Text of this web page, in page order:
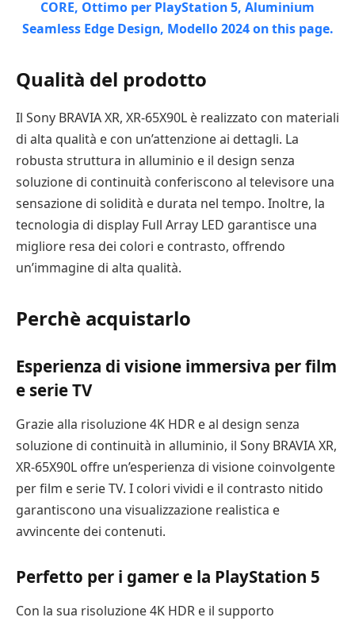
Qualità del prodotto
Il Sony BRAVIA XR, XR-65X90L è realizzato con materiali
di alta qualità e con un’attenzione ai dettagli. La
robusta struttura in alluminio e il design senza
soluzione di continuità conferiscono al televisore una
sensazione di solidità e durata nel tempo. Inoltre, la
tecnologia di display Full Array LED garantisce una
migliore resa dei colori e contrasto, offrendo
un’immagine di alta qualità.
Perchè acquistarlo
Esperienza di visione immersiva per film
e serie TV
Grazie alla risoluzione 4K HDR e al design senza
soluzione di continuità in alluminio, il Sony BRAVIA XR,
XR-65X90L offre un’esperienza di visione coinvolgente
per film e serie TV. I colori vividi e il contrasto nitido
garantiscono una visualizzazione realistica e
avvincente dei contenuti.
Perfetto per i gamer e la PlayStation 5
Con la sua risoluzione 4K HDR e il supporto